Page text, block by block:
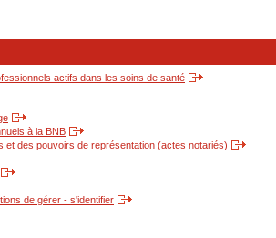
actifs dans les soins de santé
à la BNB
et des pouvoirs de représentation (actes notariés)
de gérer - s'identifier